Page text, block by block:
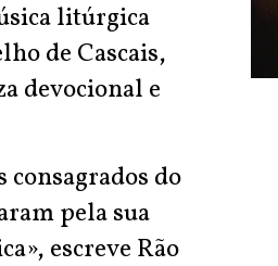
litúrgica
de Cascais,
devocional e
consagrados do
pela sua
escreve Rão